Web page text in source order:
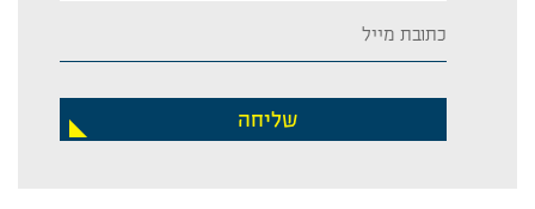
שליחה